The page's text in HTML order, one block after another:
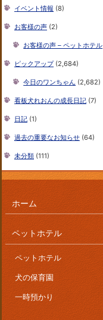
イベント情報 (8)
お客様の声 (2)
お客様の声 – ペットホテル
ピックアップ(2,684)
今日のワンちゃん (2,682)
看板犬れおんの成長日記 (7)
日記 (1)
過去の重要なお知らせ (64)
未分類 (111)
ホーム
ペットホテル
ペットホテル
犬の保育園
一時預かり